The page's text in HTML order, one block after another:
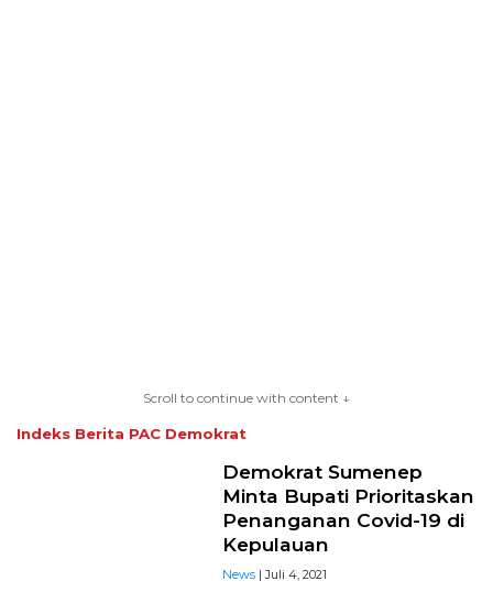
Scroll to continue with content ↓
Indeks Berita PAC Demokrat
Demokrat Sumenep
Minta Bupati Prioritaskan
Penanganan Covid-19 di
Kepulauan
News| Juli 4, 2021